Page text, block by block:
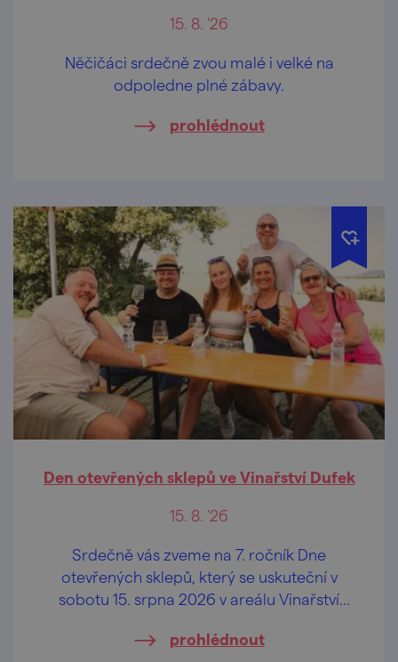
15. 8. '26
Něčičáci srdečně zvou malé i velké na
odpoledne plné zábavy.
prohlédnout
Den otevřených sklepů ve Vinařství Dufek
15. 8. '26
Srdečně vás zveme na 7. ročník Dne
otevřených sklepů, který se uskuteční v
sobotu 15. srpna 2026 v areálu Vinařství
prohlédnout